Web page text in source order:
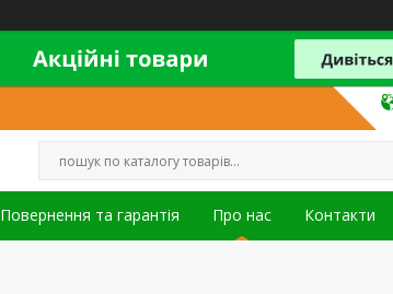
Повернення та гарантія Про нас Контакти